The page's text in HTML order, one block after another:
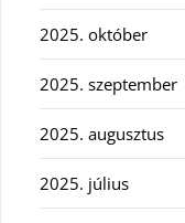
2025. október
2025. szeptember
2025. augusztus
2025. július